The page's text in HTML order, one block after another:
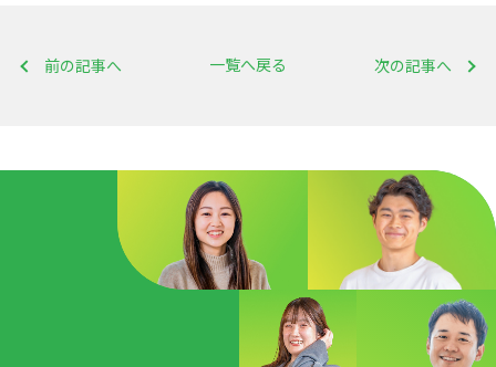
前の記事へ 次の記事へ
一覧へ戻る